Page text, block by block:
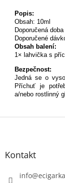
Popis:
Obsah: 10ml
Doporučená
Doporučené
Obsah balení:
1× lahvička s
Bezpečnost:
Jedná se o
Příchuť je
a/nebo rostlinný
Kontakt
info@